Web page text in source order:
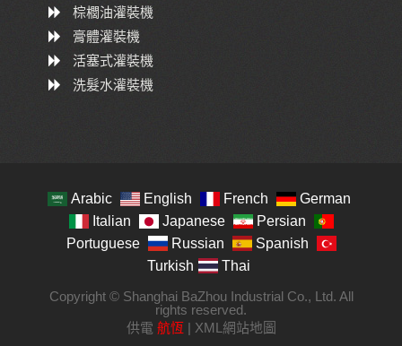
棕櫚油灌裝機
膏體灌裝機
活塞式灌裝機
洗髮水灌裝機
Arabic English French
German
Italian
Japanese
Persian
Portuguese
Russian
Spanish
Turkish
Thai
Copyright © Shanghai BaZhou Industrial Co., Ltd. All
rights reserved.
供電 航恆| XML網站地圖